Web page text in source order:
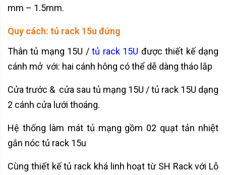
mm – 1.5mm.
Quy cách: tủ rack 15u đứng
Thân tủ mạng 15U /tủ rack 15U được thiết kế dạng
cánh mở với: hai cánh hông có thể dễ dàng tháo lắp
Cửa trước & cửa sau tủ mạng 15U / tủ rack 15U dạng
2 cánh cửa lưới thoáng.
Hệ thống làm mát tủ mạng gồm 02 quạt tản nhiệt
gắn nóc tủ rack 15u
Cùng thiết kế tủ rack khá linh hoạt từ SH Rack với Lỗ